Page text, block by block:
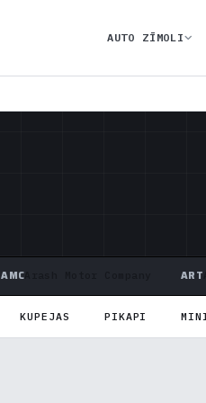
AUTO ZĪMOLI
AMC ART
KUPEJAS PIKAPI